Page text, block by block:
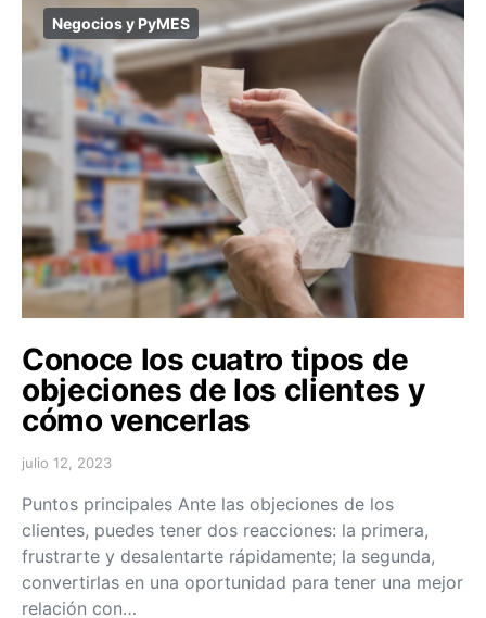
Negocios y PyMES
Conoce los cuatro tipos de
objeciones de los clientes y
cómo vencerlas
julio 12, 2023
Puntos principales Ante las objeciones de los
clientes, puedes tener dos reacciones: la primera,
frustrarte y desalentarte rápidamente; la segunda,
convertirlas en una oportunidad para tener una mejor
relación con…